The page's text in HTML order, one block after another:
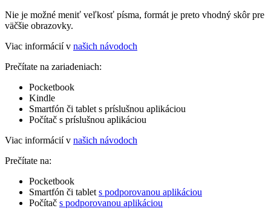
Nie je možné meniť veľkosť písma, formát je preto vhodný skôr pre
väčšie obrazovky.
Viac informácií v našich návodoch
Prečítate na zariadeniach:
Pocketbook
Kindle
Smartfón či tablet s príslušnou aplikáciou
Počítač s príslušnou aplikáciou
Viac informácií v našich návodoch
Prečítate na:
Pocketbook
Smartfón či tablet s podporovanou aplikáciou
Počítač s podporovanou aplikáciou